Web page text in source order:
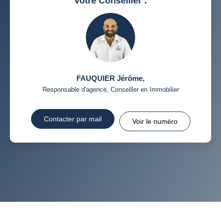
FAUQUIER Jérôme,
Responsable d'agence, Conseiller en Immobilier
Contacter par mail Voir le numéro